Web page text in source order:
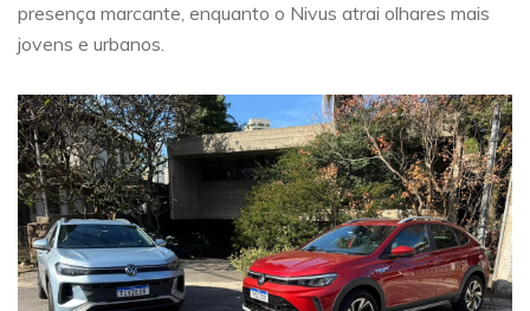
presença marcante, enquanto o Nivus atrai olhares mais
jovens e urbanos.